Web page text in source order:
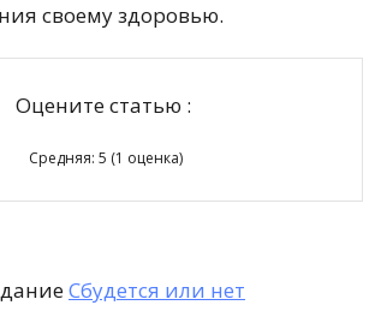
своему здоровью.
Оцените статью :
Средняя: 5 (1 оценка)
Сбудется или нет